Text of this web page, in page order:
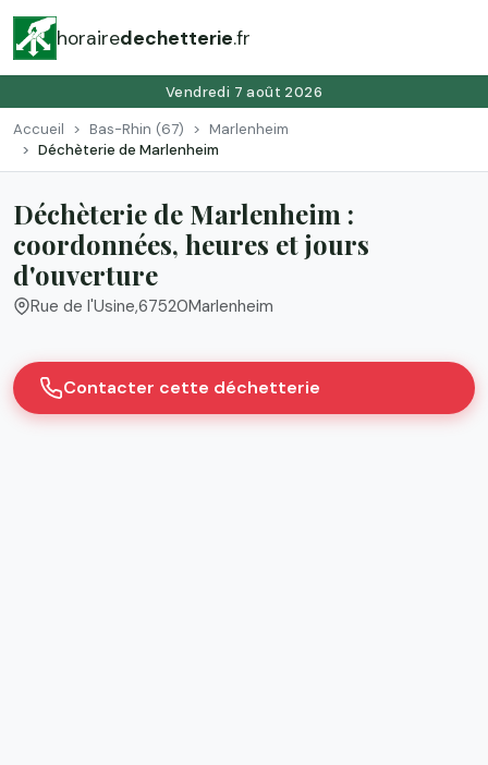
horairedechetterie.fr
Vendredi 7 août 2026
Accueil Bas-Rhin (67)
Marlenheim
Déchèterie de Marlenheim
Déchèterie de Marlenheim :
coordonnées, heures et jours
d'ouverture
Rue de l'Usine,67520Marlenheim
Contacter cette déchetterie